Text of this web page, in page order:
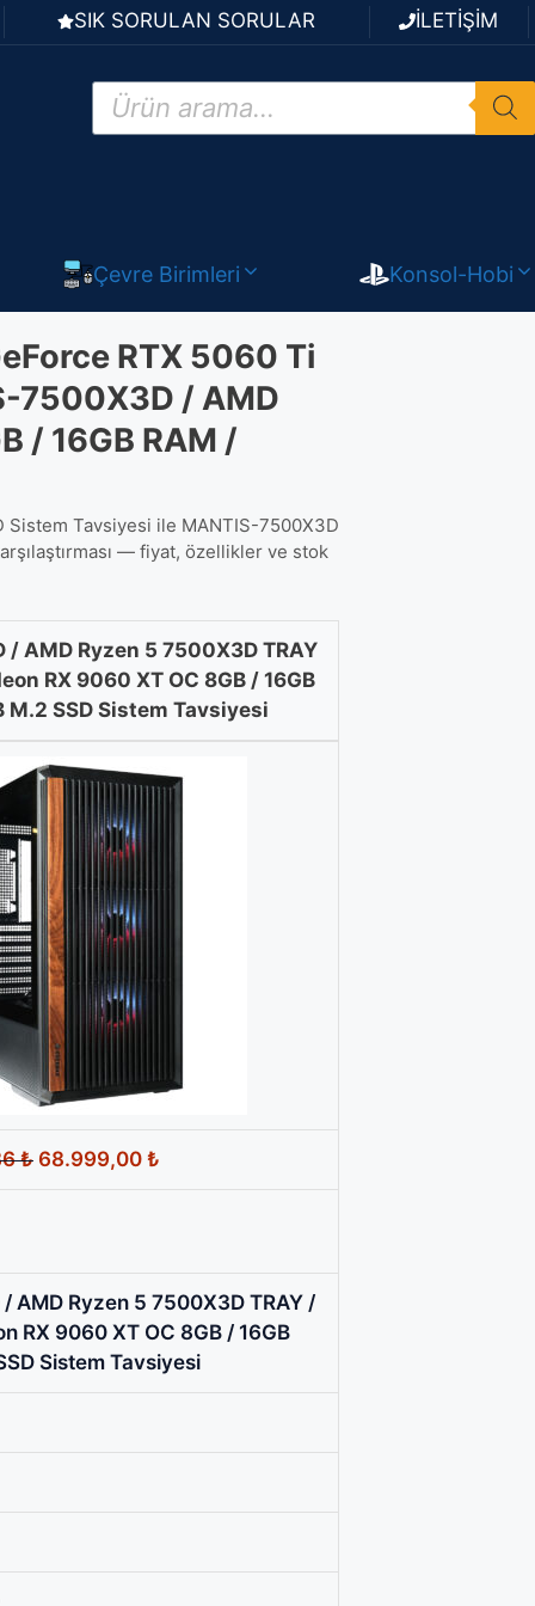
SIK SORULAN SORULAR İLETİŞİM
Products
search
Çevre Birimleri Konsol-Hobi
RTX 5060 Ti
7500X3D / AMD
/ 16GB RAM /
Sistem Tavsiyesi ile MANTIS-7500X3D
— fiyat, özellikler ve stok
AMD Ryzen 5 7500X3D TRAY
RX 9060 XT OC 8GB / 16GB
M.2 SSD Sistem Tavsiyesi
₺ Orijinal
fiyat:
68.999,00 ₺
andaki
AMD Ryzen 5 7500X3D TRAY /
RX 9060 XT OC 8GB / 16GB
Sistem Tavsiyesi